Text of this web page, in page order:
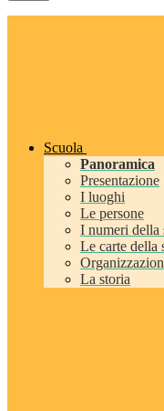
Scuola
Panoramica
Presentazione
I luoghi
Le persone
I numeri della
Le carte della
La storia